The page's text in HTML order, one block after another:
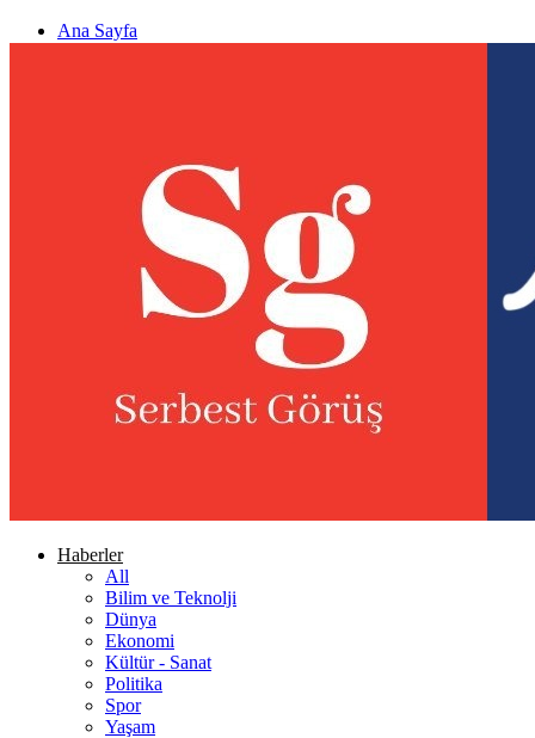
Ana Sayfa
Haberler
All
Bilim ve Teknolji
Dünya
Ekonomi
Kültür - Sanat
Politika
Spor
Yaşam